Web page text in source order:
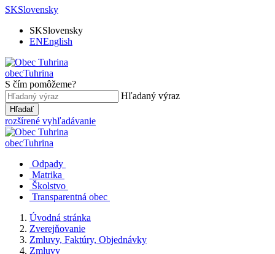
SKSlovensky
SKSlovensky
ENEnglish
obecTuhrina
S čím pomôžeme?
Hľadaný výraz
Hľadať
rozšírené vyhľadávanie
obecTuhrina
Odpady
Matrika
Školstvo
Transparentná obec
Úvodná stránka
Zverejňovanie
Zmluvy, Faktúry, Objednávky
Zmluvy